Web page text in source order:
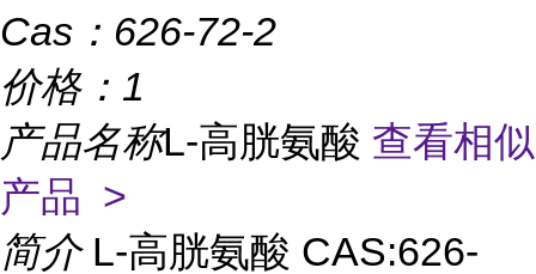
Cas： 626-72-2
价格： 1
产品名称L-高胱氨酸 查看相似
产品 >
简介 L-高胱氨酸 CAS:626-